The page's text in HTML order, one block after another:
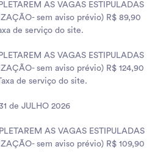
AS VAGAS ESTIPULADAS
sem aviso prévio) R$ 89,90
de serviço do site.
AS VAGAS ESTIPULADAS
sem aviso prévio) R$ 124,90
de serviço do site.
de JULHO 2026
AS VAGAS ESTIPULADAS
sem aviso prévio) R$ 109,90